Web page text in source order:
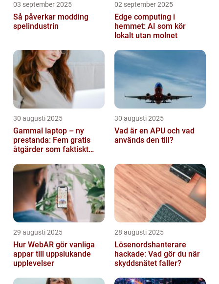
03 september 2025
Så påverkar modding
spelindustrin
02 september 2025
Edge computing i
hemmet: AI som kör
lokalt utan molnet
30 augusti 2025
Gammal laptop – ny
prestanda: Fem gratis
åtgärder som faktiskt
30 augusti 2025
Vad är en APU och vad
används den till?
29 augusti 2025
Hur WebAR gör vanliga
appar till uppslukande
upplevelser
28 augusti 2025
Lösenordshanterare
hackade: Vad gör du när
skyddsnätet faller?